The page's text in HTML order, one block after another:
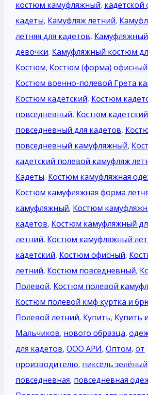
костюм камуфляжный,
кадеты, Камуфляж летний,
летняя для кадетов,
девочки, Камуфляжный костюм
Костюм, Костюм (форма)
Костюм военно-полевой Грета
Костюм кадетский, Костюм
повседневный, Костюм кадетский
повседневный для кадетов,
повседневный камуфляжный,
кадетский полевой камуфляж
Кадеты, Костюм камуфляжная
Костюм камуфляжная форма
камуфляжный, Костюм
кадетов, Костюм камуфляжный
летний, Костюм камуфляжный
кадетский, Костюм офисный,
летний, Костюм повседневный,
Полевой, Костюм полевой
Костюм полевой кмф куртка и
Полевой летний, Купить, Купить
Мальчиков, нового образца,
для кадетов, ООО АРИ, Оптом, от
производителю, пиксель зелёный
повседневная, повседневная